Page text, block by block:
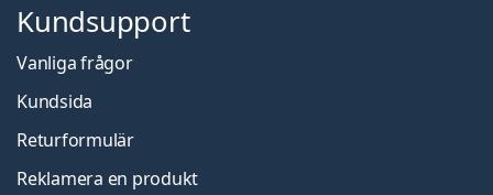
Kundsupport
Vanliga frågor
Kundsida
Returformulär
Reklamera en produkt